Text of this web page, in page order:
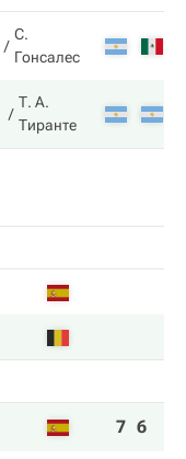
С.
Гонсалес
Т. А.
Тиранте
7 6